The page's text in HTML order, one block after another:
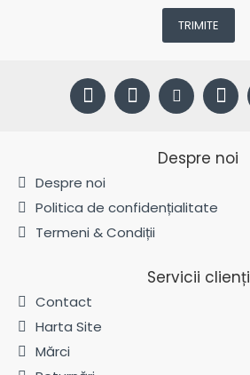
TRIMITE
Despre noi
Despre noi
Politica de confidențialitate
Termeni & Condiții
Servicii clienți
Contact
Harta Site
Mărci